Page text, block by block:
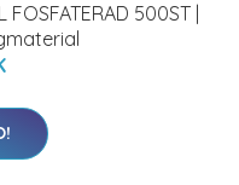
FOSFATERAD 500ST |